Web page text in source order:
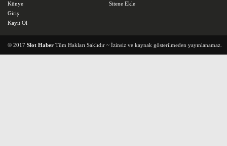
Künye
Giriş
Kayıt Ol
Sitene Ekle
© 2017 Slot Haber Tüm Hakları Saklıdır ~ İzinsiz ve kaynak gösterilmeden yayınlanamaz.